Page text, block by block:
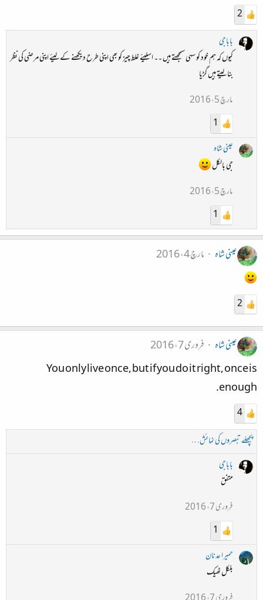
2
باباجی
کیوں کہ ہم خود کو سہی سمجھتے ہیں ۔۔ اسلیئے غلط چیز کو بھی اپنی طرح دیکھنے کے لیئے اپنی مرضی کی نظر
بنا لیتے ہیں گڑیا
مارچ 5، 2016
1
عینی شاہ
جی بالکل
مارچ 5، 2016
1
عینی شاہ مارچ 4، 2016
2
عینی شاہ
فروری 7، 2016
You only live once, but if you do it right, once is
enough.
4
پچھلے تبصروں کی نمائش…
باباجی
متفق
فروری 7، 2016
1
حمیرا عدنان
بلکل ٹھیک